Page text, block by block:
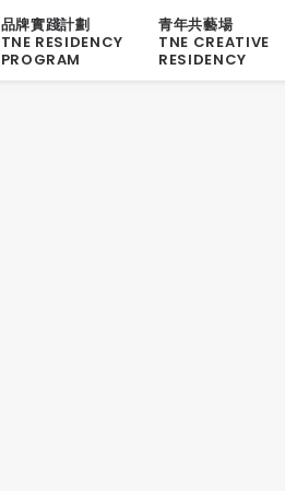
品牌實踐計劃
TNE RESIDENCY
PROGRAM
青年共藝場
TNE CREATIVE
RESIDENCY